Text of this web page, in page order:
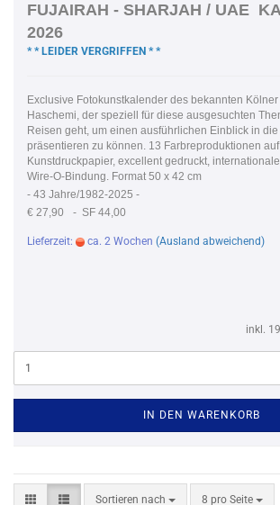
FUJAIRAH - SHARJAH / UAE
2026
* * LEIDER VERGRIFFEN * *
Exclusive Fotokunstkalender des bekannten
Haschemi, der speziell für diese ausgesuchten
Reisen geht, um einen ausführlichen Einblick in
präsentieren zu können. 13 Farbreproduktionen
Kunstdruckpapier, excellent gedruckt,
Wire-O-Bindung. Format 50 x 42 cm
- 43 Jahre/1982-2025 -
€ 27,90
- SF 44,00
Lieferzeit: ca. 2 Wochen (Ausland abweichend)
inkl.
IN DEN WARENKORB
Sortieren nach 8 pro Seite